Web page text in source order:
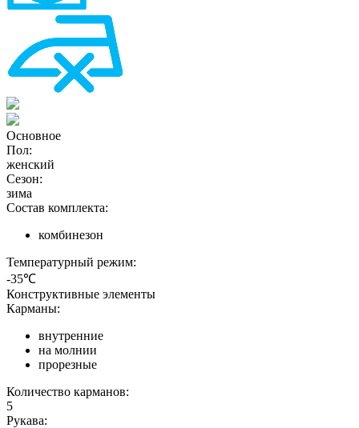
Основное
Пол:
женский
Сезон:
зима
Состав комплекта:
комбинезон
Температурный режим:
-35℃
Конструктивные элементы
Карманы:
внутренние
на молнии
прорезные
Количество карманов:
5
Рукава: